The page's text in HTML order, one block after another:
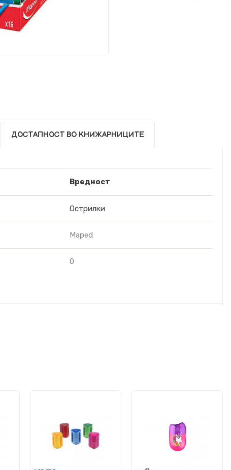
ДОСТАПНОСТ ВО КНИЖАРНИЦИТЕ
Вредност
Острилки
Maped
0